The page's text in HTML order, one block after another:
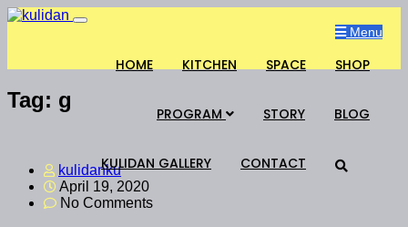
Menu
HOME KITCHEN SPACE SHOP
PROGRAM STORY BLOG
KULIDAN GALLERY CONTACT
Tag: g
kulidanku
April 19, 2020
No Comments